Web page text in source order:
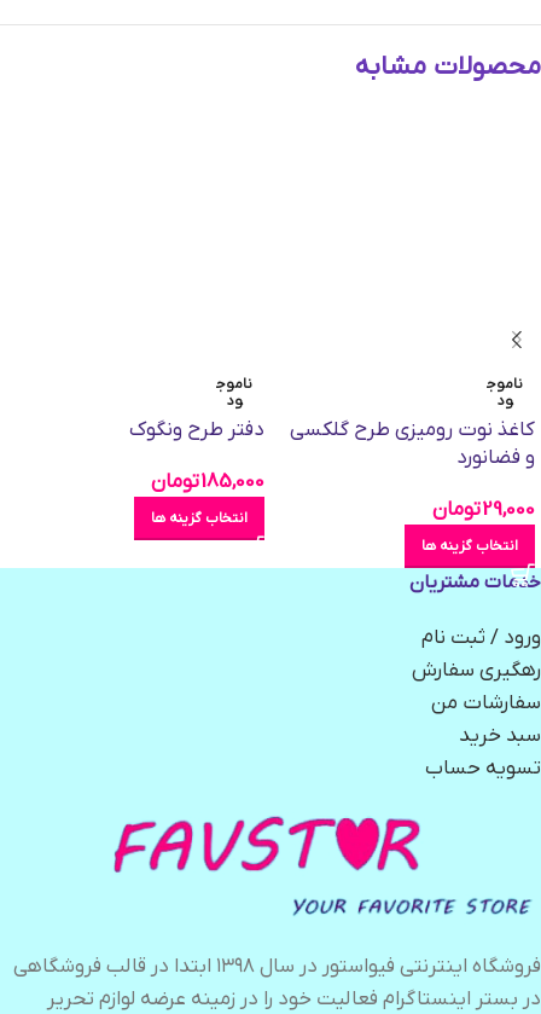
محصولات مشابه
ناموج
ود
کاغذ نوت رومیزی طرح گلکسی
و فضانورد
29,000تومان
انتخاب گزینه ها
ناموج
ود
دفتر طرح ونگوک
185,000تومان
انتخاب گزینه ها
خدمات مشتریان
ورود / ثبت نام
رهگیری سفارش
سفارشات من
سبد خرید
تسویه حساب
فروشگاه اینترنتی فیواستور در سال ۱۳۹۸ ابتدا در قالب فروشگاهی
در بستر اینستاگرام فعالیت خود را در زمینه عرضه لوازم تحریر